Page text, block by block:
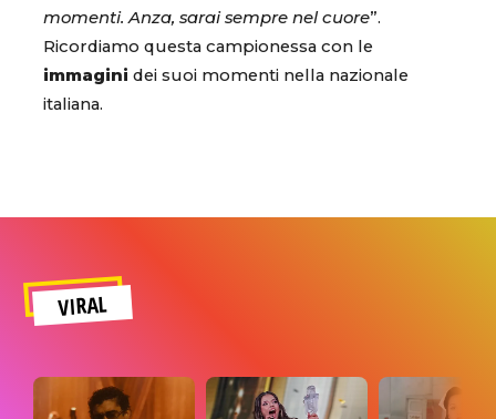
momenti. Anza, sarai sempre nel cuore”.
Ricordiamo questa campionessa con le
immagini dei suoi momenti nella nazionale
italiana.
VIRAL